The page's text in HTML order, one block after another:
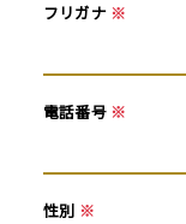
フリガナ ※
電話番号 ※
性別 ※